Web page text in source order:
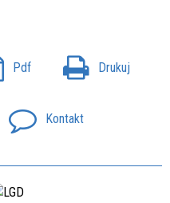
Pdf Drukuj
Kontakt